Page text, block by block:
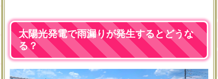
太陽光発電で雨漏りが発生するとどうな
る？